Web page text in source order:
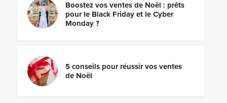
Boostez vos ventes de Noël : prêts
pour le Black Friday et le Cyber
Monday ?
5 conseils pour réussir vos ventes
de Noël